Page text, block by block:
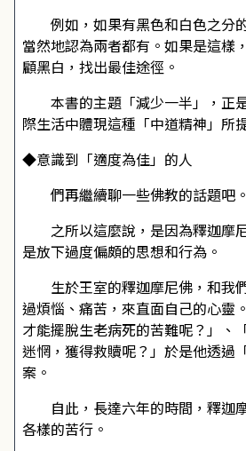
例如，如果有黑色和白色之分
當然地認為兩者都有。如果是這樣
顧黑白，找出最佳途徑。
本書的主題「減少一半」，正
際生活中體現這種「中道精神」所
◆意識到「適度為佳」的人
們再繼續聊一些佛教的話題吧。
之所以這麼說，是因為釋迦摩
是放下過度偏頗的思想和行為。
生於王室的釋迦摩尼佛，和我
過煩惱、痛苦，來直面自己的心靈
才能擺脫生老病死的苦難呢？」、
迷惘，獲得救贖呢？」於是他透過
案。
自此，長達六年的時間，釋迦
各樣的苦行。